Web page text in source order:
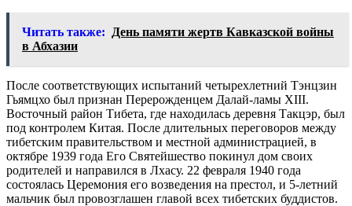
Читать также:
День памяти жертв Кавказской войны
в Абхазии
После соответствующих испытаний четырехлетний Тэнцзин
Гьямцхо был признан Перерожденцем Далай-ламы XIII.
Восточный район Тибета, где находилась деревня Такцэр, был
под контролем Китая. После длительных переговоров между
тибетским правительством и местной администрацией, в
октябре 1939 года Его Святейшество покинул дом своих
родителей и направился в Лхасу. 22 февраля 1940 года
состоялась Церемония его возведения на престол, и 5-летний
мальчик был провозглашен главой всех тибетских буддистов.